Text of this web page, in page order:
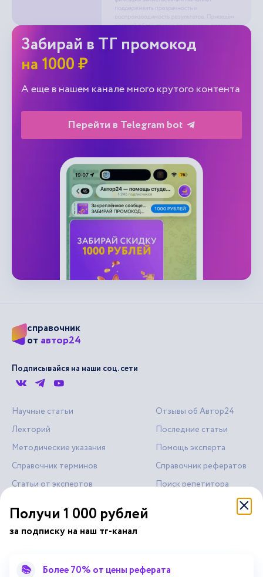
Забирай в ТГ промокод
на 1000 ₽
А еще в нашем канале много крутого контента
Перейти в Telegram bot
справочник
от автор24
Подписывайся на наши соц. сети
Научные статьи
Лекторий
Методические указания
Справочник терминов
Статьи от экспертов
Отзывы об Автор24
Последние статьи
Помощь эксперта
Справочник рефератов
Поиск репетитора
Для правообладателей
Работа для преподавателей
Получи 1 000 рублей
за подписку на наш тг-канал
📚 Более 70% от цены реферата